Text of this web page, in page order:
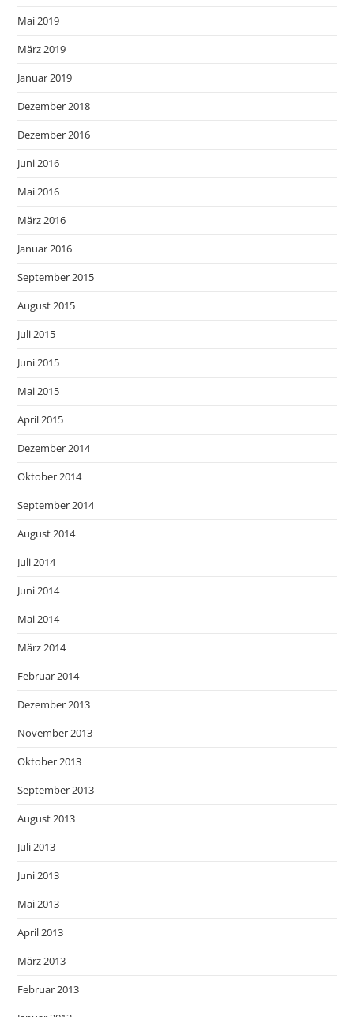
Mai 2019
März 2019
Januar 2019
Dezember 2018
Dezember 2016
Juni 2016
Mai 2016
März 2016
Januar 2016
September 2015
August 2015
Juli 2015
Juni 2015
Mai 2015
April 2015
Dezember 2014
Oktober 2014
September 2014
August 2014
Juli 2014
Juni 2014
Mai 2014
März 2014
Februar 2014
Dezember 2013
November 2013
Oktober 2013
September 2013
August 2013
Juli 2013
Juni 2013
Mai 2013
April 2013
März 2013
Februar 2013